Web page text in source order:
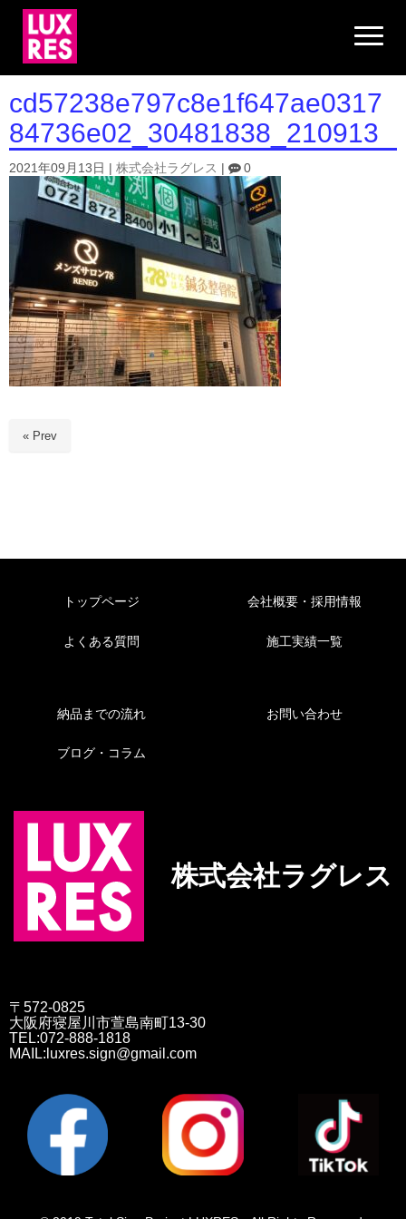
N
a
i
g
a
i
o
cd57238e797c8e1f647ae0317
84736e02_30481838_210913
2021年09月13日 株式会社ラグレス 0
« Prev
トップページ
よくある質問
会社概要・採用情報
施工実績一覧
納品までの流れ
ブログ・コラム
お問い合わせ
株式会社ラグレス
〒572-0825
大阪府寝屋川市萱島南町13-30
TEL:072-888-1818
MAIL:luxres.sign@gmail.com